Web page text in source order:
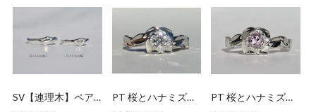
SV【連理木】ペア
PT 桜とハナミズキ
PT 桜とハナミズキ